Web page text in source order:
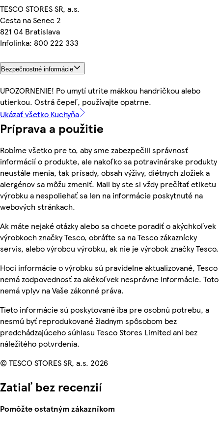
TESCO STORES SR, a.s.
Cesta na Senec 2
821 04 Bratislava
Infolinka: 800 222 333
Bezpečnostné informácie
UPOZORNENIE! Po umytí utrite mäkkou handričkou alebo
utierkou. Ostrá čepeľ, používajte opatrne.
Ukázať všetko Kuchyňa
Príprava a použitie
Robíme všetko pre to, aby sme zabezpečili správnosť
informácií o produkte, ale nakoľko sa potravinárske produkty
neustále menia, tak prísady, obsah výživy, diétnych zložiek a
alergénov sa môžu zmeniť. Mali by ste si vždy prečítať etiketu
výrobku a nespoliehať sa len na informácie poskytnuté na
webových stránkach.
Ak máte nejaké otázky alebo sa chcete poradiť o akýchkoľvek
výrobkoch značky Tesco, obráťte sa na Tesco zákaznícky
servis, alebo výrobcu výrobku, ak nie je výrobok značky Tesco.
Hoci informácie o výrobku sú pravidelne aktualizované, Tesco
nemá zodpovednosť za akékoľvek nesprávne informácie. Toto
nemá vplyv na Vaše zákonné práva.
Tieto informácie sú poskytované iba pre osobnú potrebu, a
nesmú byť reprodukované žiadnym spôsobom bez
predchádzajúceho súhlasu Tesco Stores Limited ani bez
náležitého potvrdenia.
© TESCO STORES SR, a.s. 2026
Zatiaľ bez recenzií
Pomôžte ostatným zákazníkom